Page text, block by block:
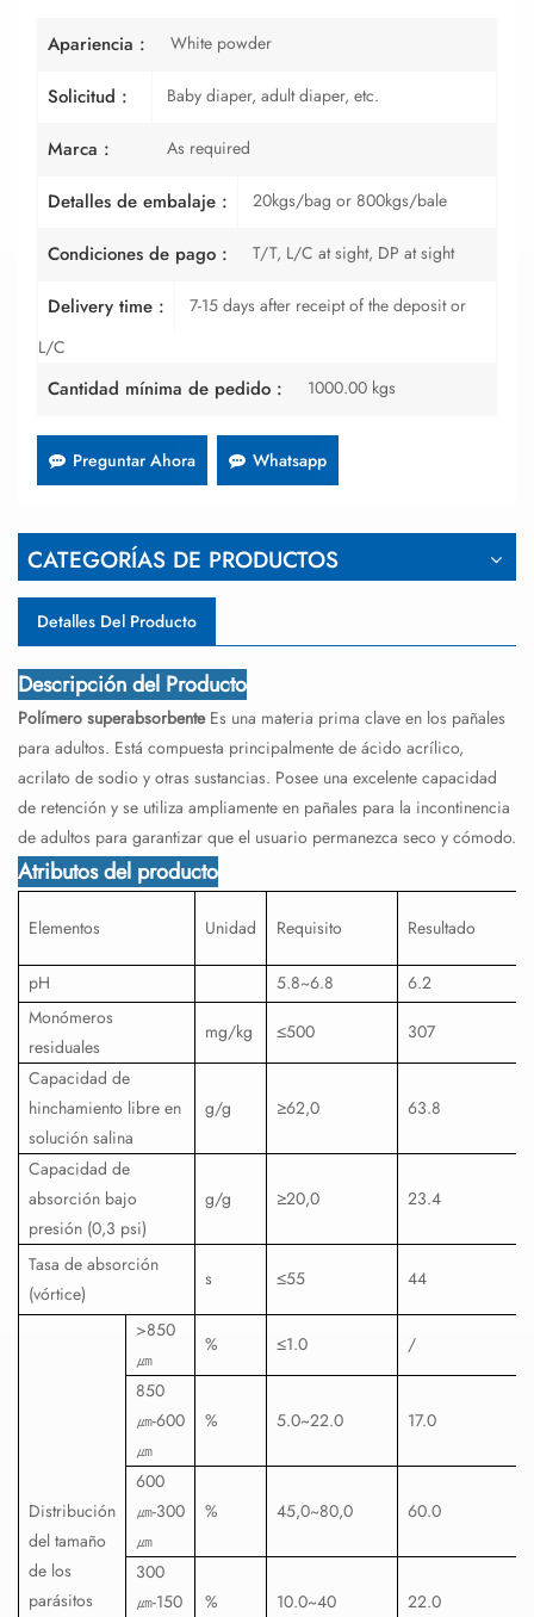
Apariencia : White powder
Solicitud : Baby diaper, adult diaper, etc.
Marca : As required
Detalles de embalaje : 20kgs/bag or 800kgs/bale
Condiciones de pago : T/T, L/C at sight, DP at sight
Delivery time :
7-15 days after receipt of the deposit or
L/C
Cantidad mínima de pedido : 1000.00 kgs
Preguntar Ahora Whatsapp
CATEGORÍAS DE PRODUCTOS
Detalles Del Producto
Descripción del Producto
Polímero superabsorbente Es una materia prima clave en los pañales
para adultos. Está compuesta principalmente de ácido acrílico,
acrilato de sodio y otras sustancias. Posee una excelente capacidad
de retención y se utiliza ampliamente en pañales para la incontinencia
de adultos para garantizar que el usuario permanezca seco y cómodo.
Atributos del producto
Elementos Unidad Requisito Resultado
pH 5.8~6.8
6.2
Monómeros
residuales
mg/kg ≤500
307
Capacidad de
hinchamiento libre en
solución salina
g/g ≥62,0 63.8
Capacidad de
absorción bajo
presión (0,3 psi)
g/g ≥20,0 23.4
Tasa de absorción
(vórtice)
s ≤55 44
Distribución
del tamaño
de los
parásitos
>850
㎛
% ≤1.0
/
850
㎛-600
㎛
% 5.0~22.0 17.0
600
㎛-300
㎛
% 45,0~80,0 60.0
300
㎛-150
% 10.0~40 22.0